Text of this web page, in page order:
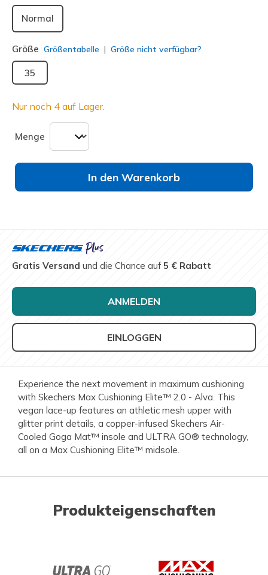
Normal
Größe Größentabelle Größe nicht verfügbar?
35
Nur noch 4 auf Lager.
Menge
In den Warenkorb
Gratis Versand und die Chance auf5 € Rabatt
ANMELDEN
EINLOGGEN
Experience the next movement in maximum cushioning
with Skechers Max Cushioning Elite™ 2.0 - Alva. This
vegan lace-up features an athletic mesh upper with
glitter print details, a copper-infused Skechers Air-
Cooled Goga Mat™ insole and ULTRA GO® technology,
all on a Max Cushioning Elite™ midsole.
Produkteigenschaften